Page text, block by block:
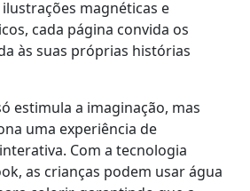
magnéticas e
cada página convida os
às suas próprias histórias
estimula a imaginação, mas
uma experiência de
Com a tecnologia
as crianças podem usar água